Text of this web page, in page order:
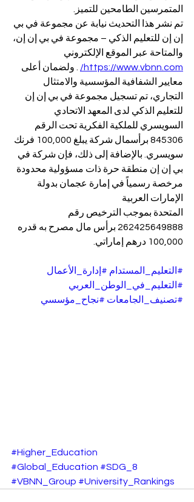
المتمرسين الطامحين للتميز.
تم نشر هذا التحديث نيابة عن مجموعة في بي
إن إن للتعليم الذكي – مجموعة في بي إن إن،
والمتاحة عبر الموقع الإلكتروني
https://www.vbnn.com/
. ولضمان أعلى
معايير الشفافية المؤسسية والامتثال
التجاري، تم تسجيل مجموعة في بي إن إن
للتعليم الذكي لدى المعهد الاتحادي
السويسري للملكية الفكرية تحت الرقم
845306 برأسمال شركة يبلغ 100,000 فرنك
سويسري. بالإضافة إلى ذلك، فإن شركة في
بي إن إن منطقة حرة ذات مسؤولية محدودة
مرخصة رسمياً في إمارة عجمان بدولة
الإمارات العربية
المتحدة بموجب الترخيص رقم
262425649888 برأس مال مصرح به قدره
100,000 درهم إماراتي.
#التعليم_المستدام #إدارة_الأعمال
#التعليم_في_الوطن_العربي
#تصنيف_الجامعات #نجاح_مؤسسي
#Higher_Education
#Global_Education #SDG_8
#VBNN_Group #University_Rankings